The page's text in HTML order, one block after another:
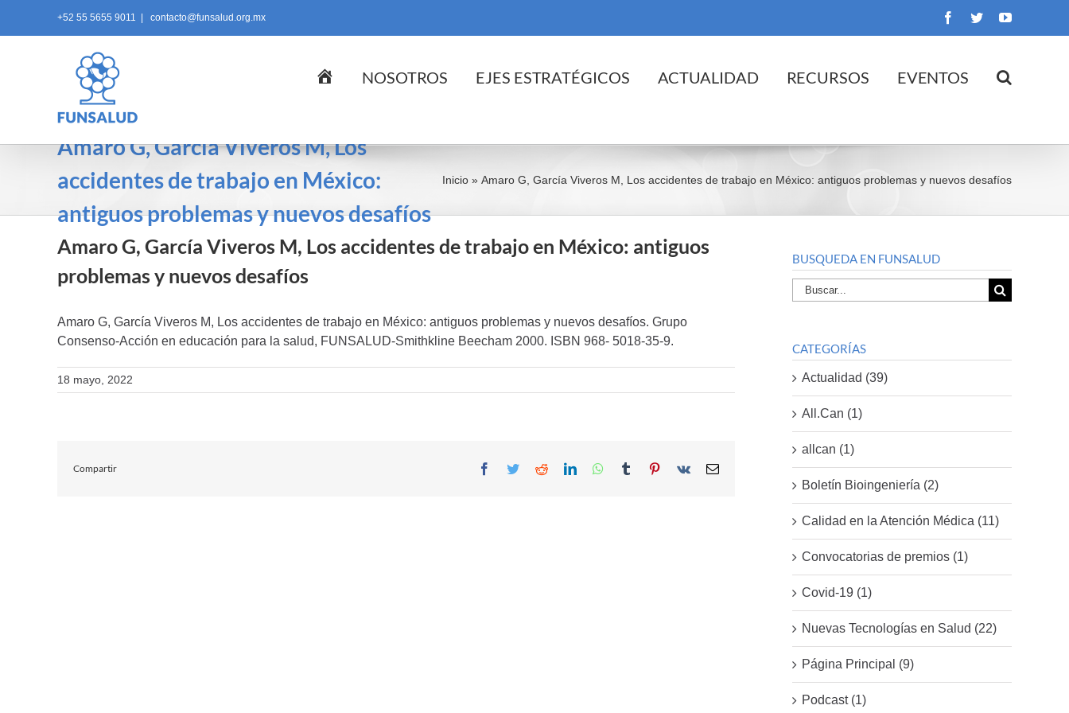
+52 55 5655 9011 contacto@funsalud.org.mx Facebook
TwitterYouTube
InicioNOSOTROS EJES ESTRATÉGICOS ACTUALIDAD RECURSOS EVENTOS
Amaro G, García Viveros M, Los
accidentes de trabajo en México:
antiguos problemas y nuevos desafíos
Inicio » Amaro G, García Viveros M, Los accidentes de trabajo en México: antiguos problemas y nuevos desafíos
Amaro G, García Viveros M, Los accidentes de trabajo en México: antiguos
problemas y nuevos desafíos
Amaro G, García Viveros M, Los accidentes de trabajo en México: antiguos problemas y nuevos desafíos. Grupo
Consenso-Acción en educación para la salud, FUNSALUD-Smithkline Beecham 2000. ISBN 968- 5018-35-9.
18 mayo, 2022
Compartir Facebook
TwitterRedditLinkedInWhatsApp
Tumblr Pinterest
Vk Email
BUSQUEDA EN FUNSALUD
Buscar
por:
CATEGORÍAS
Actualidad (39)
All.Can (1)
allcan (1)
Boletín Bioingeniería (2)
Calidad en la Atención Médica (11)
Convocatorias de premios (1)
Covid-19 (1)
Nuevas Tecnologías en Salud (22)
Página Principal (9)
Podcast (1)